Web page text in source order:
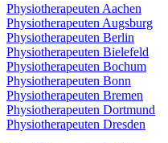
Physiotherapeuten Aachen
Physiotherapeuten Augsburg
Physiotherapeuten Berlin
Physiotherapeuten Bielefeld
Physiotherapeuten Bochum
Physiotherapeuten Bonn
Physiotherapeuten Bremen
Physiotherapeuten Dortmund
Physiotherapeuten Dresden